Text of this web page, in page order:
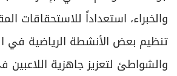
والخبراء، استعداداً للاستحقاقات
تنظيم بعض الأنشطة الرياضية في
والشواطئ لتعزيز جاهزية اللاعبين